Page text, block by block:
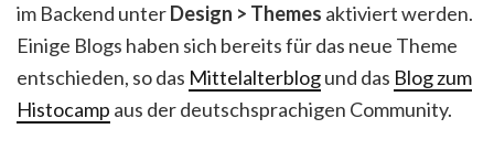
im Backend unterDesign > Themes aktiviert werden.
Einige Blogs haben sich bereits für das neue Theme
entschieden, so das Mittelalterblogund das Blog zum
Histocamp aus der deutschsprachigen Community.